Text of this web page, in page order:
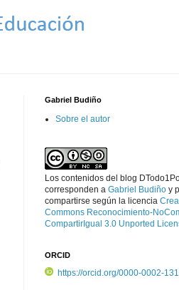
Gabriel Budiño
Sobre el autor
Los contenidos del blog
corresponden a Gabriel Budiño y
compartirse según la licencia
Commons Reconocimiento-
CompartirIgual 3.0 Unported
ORCID
https://orcid.org/0000-0002-